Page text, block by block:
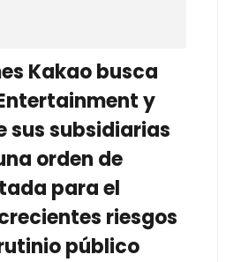
Kakao busca
y
sus subsidiarias
orden de
para el
riesgos
público